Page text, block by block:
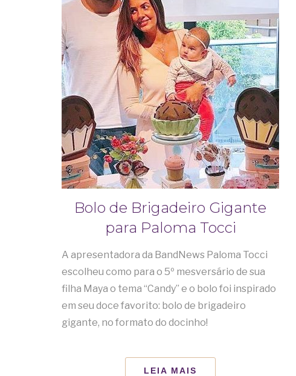
Bolo de Brigadeiro Gigante
para Paloma Tocci
A apresentadora da BandNews Paloma Tocci
escolheu como para o 5º mesversário de sua
filha Maya o tema “Candy” e o bolo foi inspirado
em seu doce favorito: bolo de brigadeiro
gigante, no formato do docinho!
LEIA MAIS